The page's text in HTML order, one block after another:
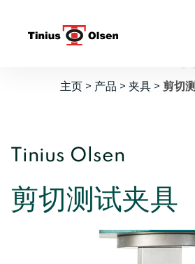
主页 > 产品 > 夹具 > 剪切
Tinius Olsen
剪切测试夹具